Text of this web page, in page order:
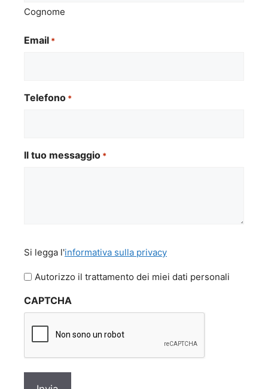
Cognome
Email *
Telefono *
Il tuo messaggio *
legga
l'informativa
privacy
Si legga l'informativa sulla privacy
Autorizzo il trattamento dei miei dati personali
CAPTCHA